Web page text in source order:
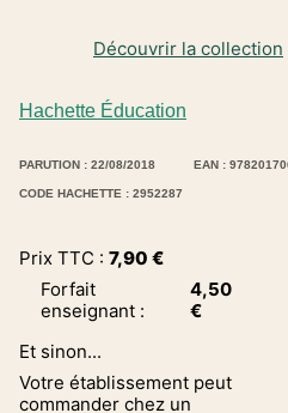
Hachette Éducation
Découvrir la collection
PARUTION : 22/08/2018 EAN :
CODE HACHETTE : 2952287
Prix TTC : 7,90 €
Forfait
enseignant :
4,50
€
Et sinon...
Votre établissement peut
commander chez un